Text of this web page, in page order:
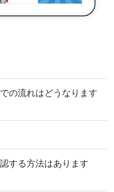
の流れはどうなります
する方法はあります